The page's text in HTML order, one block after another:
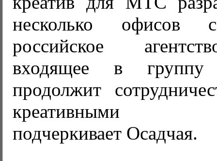
несколько
российское
входящее в
продолжит
креативными
подчеркивает Осадчая.